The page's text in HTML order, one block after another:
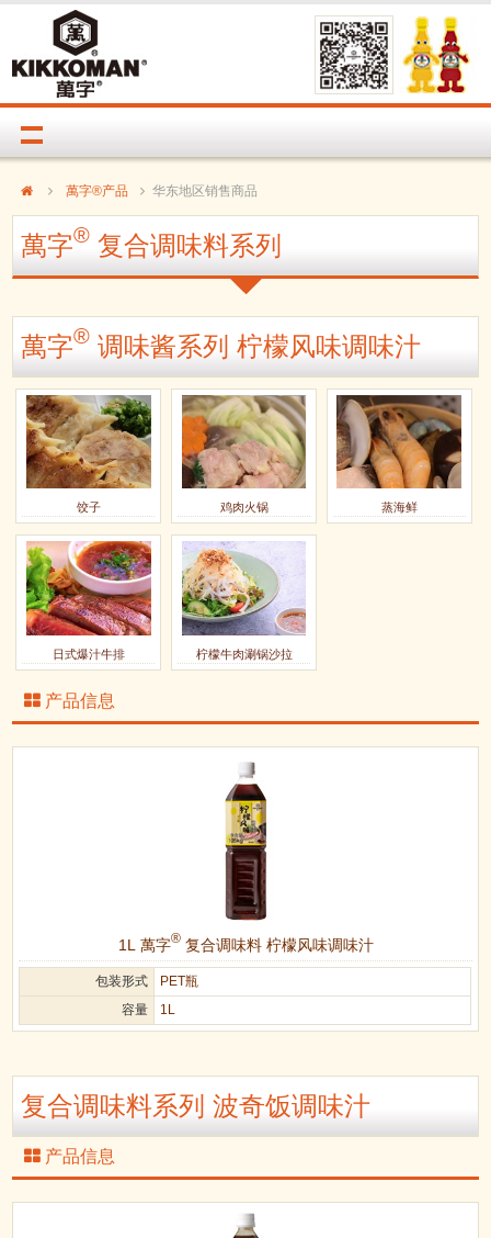
萬字®产品 华东地区销售商品
萬字® 复合调味料系列
萬字® 调味酱系列 柠檬风味调味汁
饺子 鸡肉火锅 蒸海鲜
日式爆汁牛排 柠檬牛肉涮锅沙拉
产品信息
1L 萬字®复合调味料 柠檬风味调味汁
包装形式 PET瓶
容量 1L
复合调味料系列 波奇饭调味汁
产品信息